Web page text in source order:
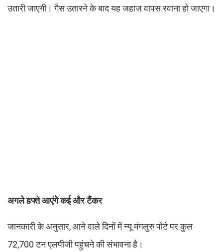
उतारी जाएगी। गैस उतारने के बाद यह जहाज वापस रवाना हो जाएगा।
अगले हफ्ते आएंगे कई और टैंकर
जानकारी के अनुसार, आने वाले दिनों में न्यू मंगलुरु पोर्ट पर कुल
72,700 टन एलपीजी पहुंचने की संभावना है।